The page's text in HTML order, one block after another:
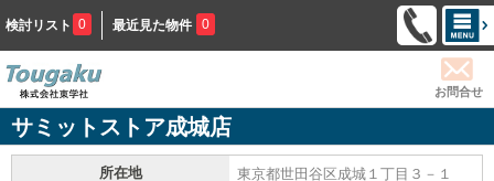
検討リスト 0 最近見た物件 0
お問合せ
サミットストア成城店
所在地 東京都世田谷区成城１丁目３－１